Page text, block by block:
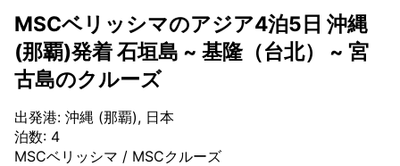
MSCベリッシマのアジア4泊5日 沖縄
(那覇)発着 石垣島 ~ 基隆（台北） ~ 宮
古島のクルーズ
出発港: 沖縄 (那覇), 日本
泊数: 4
MSCベリッシマ / MSCクルーズ